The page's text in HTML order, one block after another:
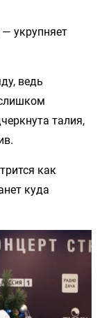
— укрупняет
ведь
талия,
как
куда